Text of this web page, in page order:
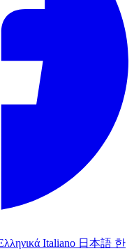
Italiano 日本語 한